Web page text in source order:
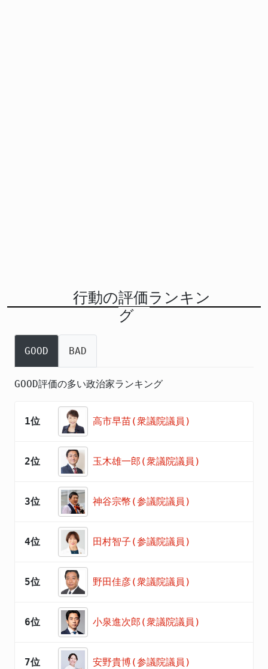
行動の評価ランキン
グ
GOOD BAD
GOOD評価の多い政治家ランキング
1位 高市早苗(衆議院議員)
2位 玉木雄一郎(衆議院議員)
3位 神谷宗幣(参議院議員)
4位 田村智子(参議院議員)
5位 野田佳彦(衆議院議員)
6位 小泉進次郎(衆議院議員)
7位 安野貴博(参議院議員)